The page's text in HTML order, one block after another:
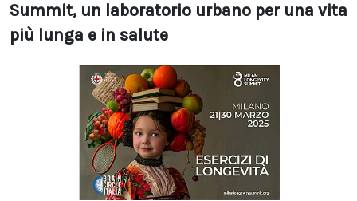
Summit, un laboratorio urbano per una vita
più lunga e in salute